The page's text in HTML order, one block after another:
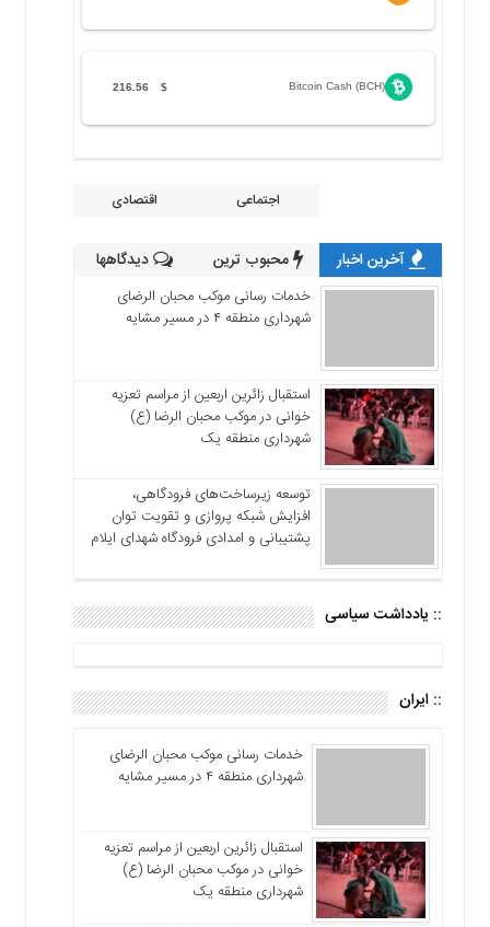
Bitcoin Cash (BCH)
$
216.56
اجتماعی اقتصادی
آخرین اخبار محبوب ترین دیدگاهها
خدمات رسانی موکب محبان الرضای
شهرداری منطقه ۴ در مسیر مشایه
استقبال زائرین اربعین از مراسم تعزیه
خوانی در موکب محبان الرضا (ع)
شهرداری منطقه یک
توسعه زیرساخت‌های فرودگاهی،
افزایش شبکه پروازی و تقویت توان
پشتیبانی و امدادی فرودگاه شهدای ایلام
:: یادداشت سیاسی
:: ایران
خدمات رسانی موکب محبان الرضای
شهرداری منطقه ۴ در مسیر مشایه
استقبال زائرین اربعین از مراسم تعزیه
خوانی در موکب محبان الرضا (ع)
شهرداری منطقه یک